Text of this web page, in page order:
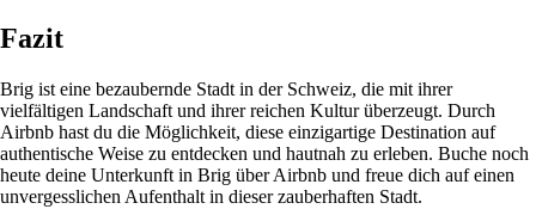
Fazit
Brig ist eine bezaubernde Stadt in der Schweiz, die mit ihrer
vielfältigen Landschaft und ihrer reichen Kultur überzeugt. Durch
Airbnb hast du die Möglichkeit, diese einzigartige Destination auf
authentische Weise zu entdecken und hautnah zu erleben. Buche noch
heute deine Unterkunft in Brig über Airbnb und freue dich auf einen
unvergesslichen Aufenthalt in dieser zauberhaften Stadt.